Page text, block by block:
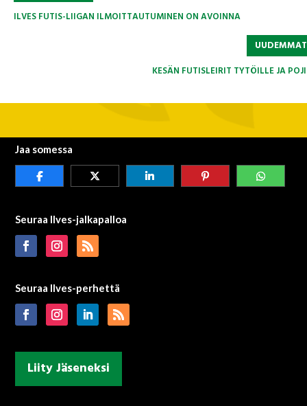
ILVES FUTIS-LIIGAN ILMOITTAUTUMINEN ON AVOINNA
KESÄN FUTISLEIRIT TYTÖILLE JA
Jaa somessa
Seuraa Ilves-jalkapalloa
Seuraa Ilves-perhettä
Liity Jäseneksi